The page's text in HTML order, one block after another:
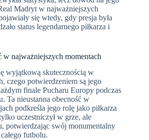
Madryt w najważniejszych
się wtedy, gdy presja była
status legendarnego piłkarza i
w najważniejszych momentach
wyjątkową skutecznością w
czego potwierdzeniem są jego
finale Pucharu Europy podczas
Ta nieustanna obecność w
podkreśla jego rolę jako piłkarza
uczestniczył w grze, ale
potwierdzając swój monumentalny
futbolu.